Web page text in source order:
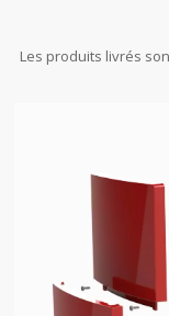
Les produits livrés